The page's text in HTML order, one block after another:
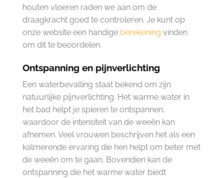
houten vloeren raden we aan om de
draagkracht goed te controleren. Je kunt op
onze website een handige berekening vinden
om dit te beoordelen.
Ontspanning en pijnverlichting
Een waterbevalling staat bekend om zijn
natuurlijke pijnverlichting. Het warme water in
het bad helpt je spieren te ontspannen,
waardoor de intensiteit van de weeën kan
afnemen. Veel vrouwen beschrijven het als een
kalmerende ervaring die hen helpt om beter met
de weeën om te gaan. Bovendien kan de
ontspanning die het warme water biedt